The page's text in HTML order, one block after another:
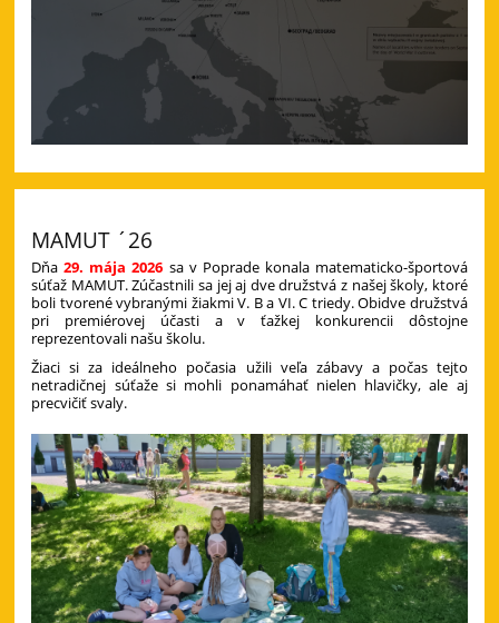
MAMUT ´26
Dňa29. mája 2026 sa v Poprade konala matematicko-športová
súťaž MAMUT. Zúčastnili sa jej aj dve družstvá z našej školy, ktoré
boli tvorené vybranými žiakmi V. B a VI. C triedy. Obidve družstvá
pri premiérovej účasti a v ťažkej konkurencii dôstojne
reprezentovali našu školu.
Žiaci si za ideálneho počasia užili veľa zábavy a počas tejto
netradičnej súťaže si mohli ponamáhať nielen hlavičky, ale aj
precvičiť svaly.